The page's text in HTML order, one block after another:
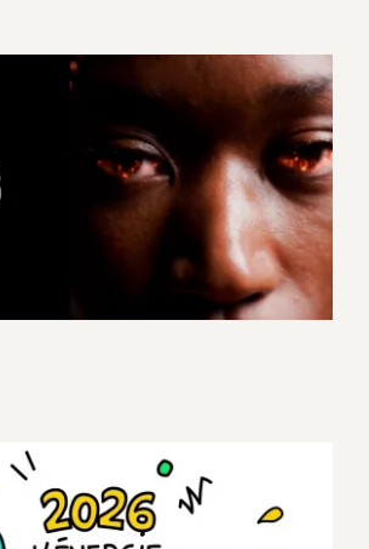
2025 Colibri Vidéo
Motion design